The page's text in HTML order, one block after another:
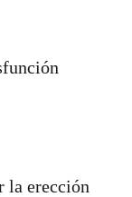
la erección